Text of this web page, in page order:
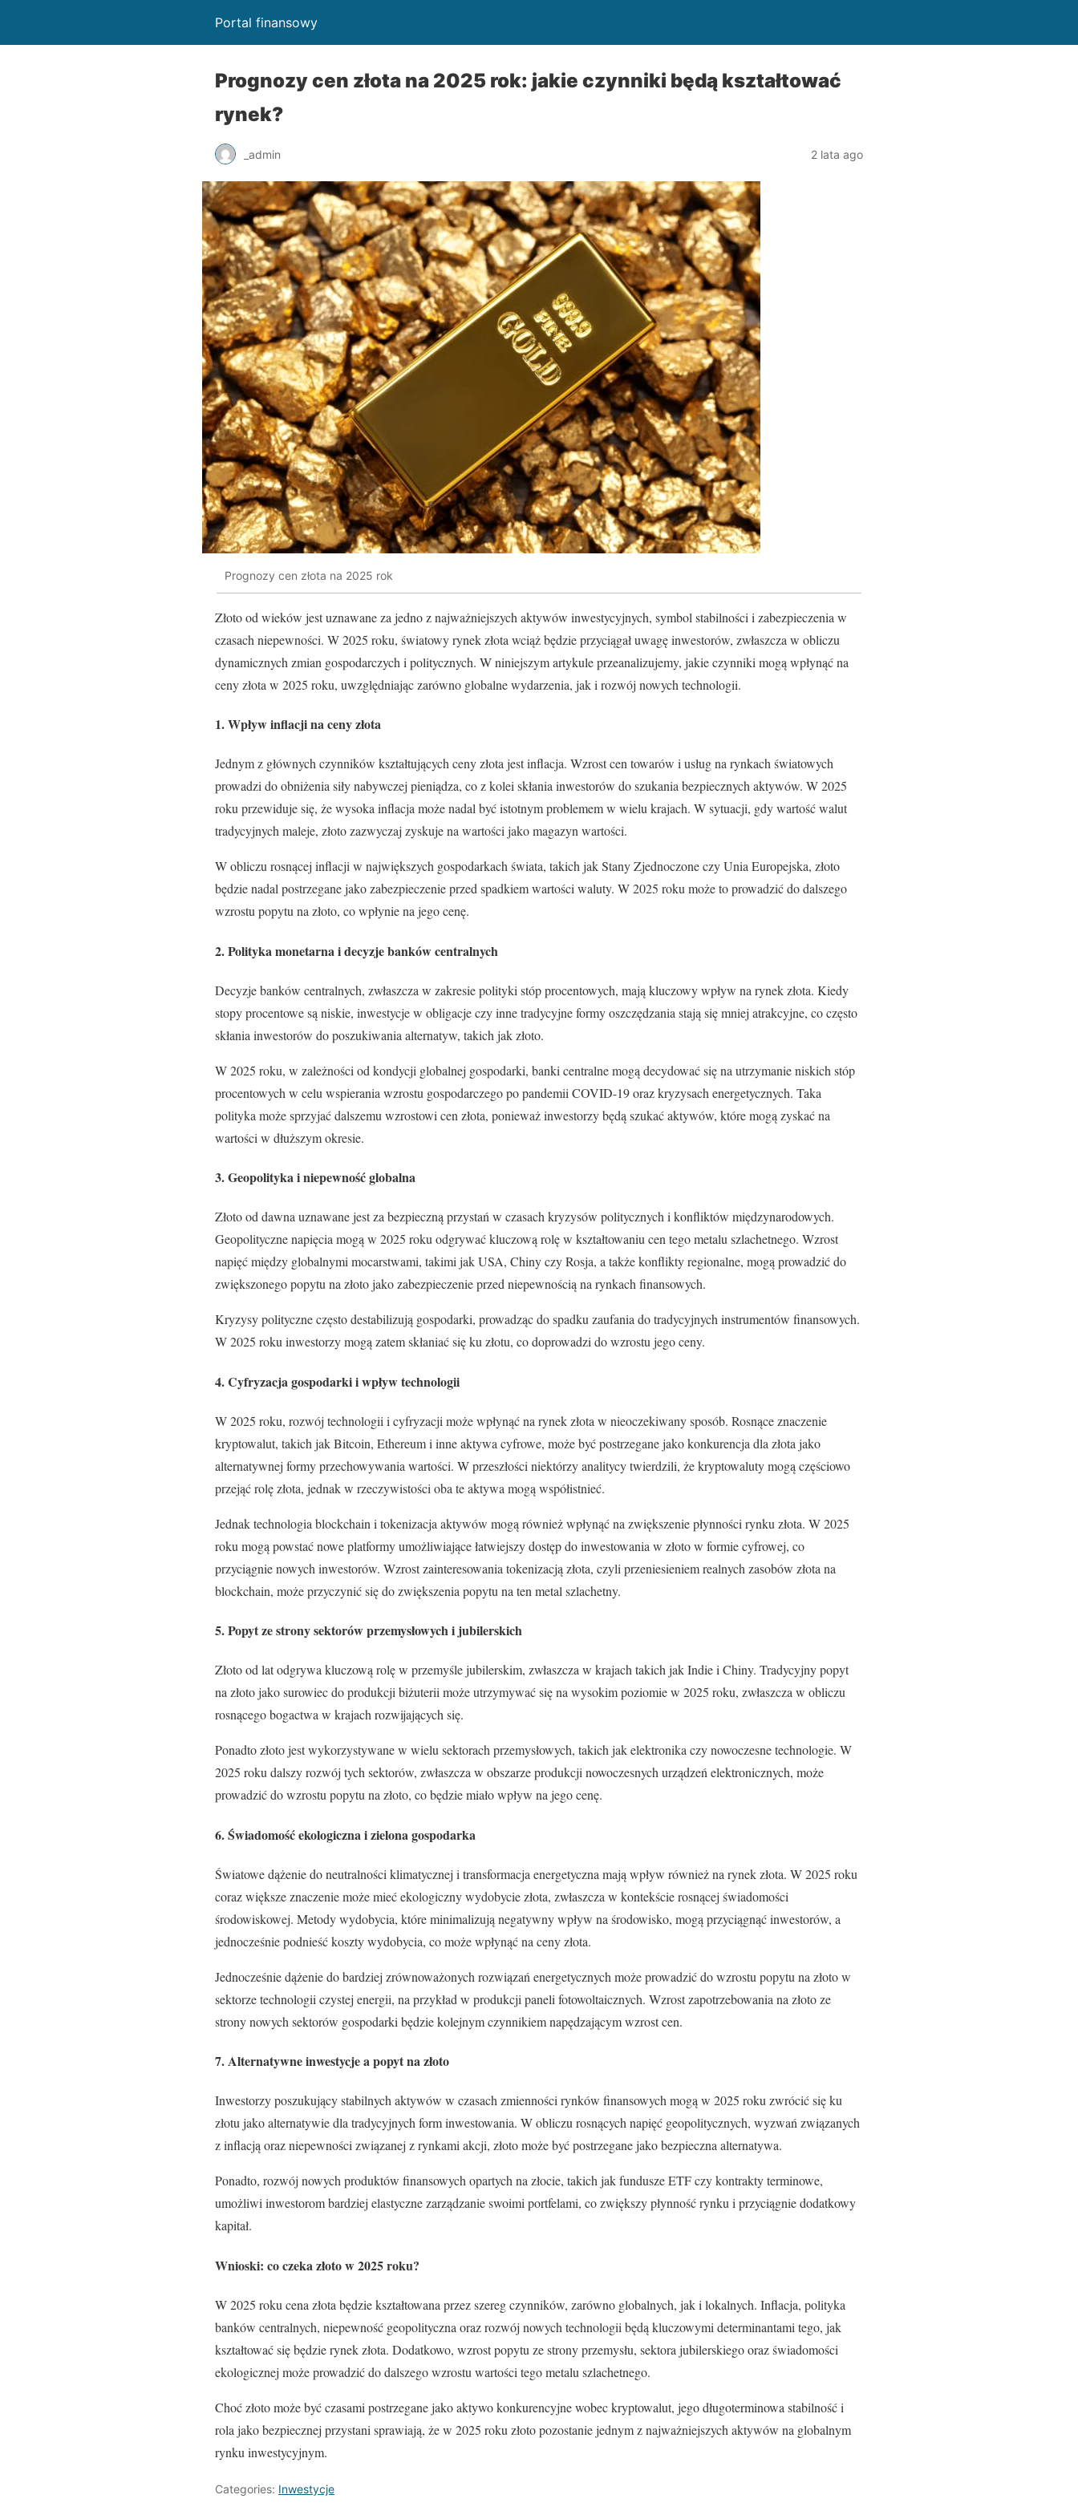
Portal finansowy
Prognozy cen złota na 2025 rok: jakie czynniki będą kształtować
rynek?
_admin 2 lata ago
Prognozy cen złota na 2025 rok
Złoto od wieków jest uznawane za jedno z najważniejszych aktywów inwestycyjnych, symbol stabilności i zabezpieczenia w
czasach niepewności. W 2025 roku, światowy rynek złota wciąż będzie przyciągał uwagę inwestorów, zwłaszcza w obliczu
dynamicznych zmian gospodarczych i politycznych. W niniejszym artykule przeanalizujemy, jakie czynniki mogą wpłynąć na
ceny złota w 2025 roku, uwzględniając zarówno globalne wydarzenia, jak i rozwój nowych technologii.
1. Wpływ inflacji na ceny złota
Jednym z głównych czynników kształtujących ceny złota jest inflacja. Wzrost cen towarów i usług na rynkach światowych
prowadzi do obniżenia siły nabywczej pieniądza, co z kolei skłania inwestorów do szukania bezpiecznych aktywów. W 2025
roku przewiduje się, że wysoka inflacja może nadal być istotnym problemem w wielu krajach. W sytuacji, gdy wartość walut
tradycyjnych maleje, złoto zazwyczaj zyskuje na wartości jako magazyn wartości.
W obliczu rosnącej inflacji w największych gospodarkach świata, takich jak Stany Zjednoczone czy Unia Europejska, złoto
będzie nadal postrzegane jako zabezpieczenie przed spadkiem wartości waluty. W 2025 roku może to prowadzić do dalszego
wzrostu popytu na złoto, co wpłynie na jego cenę.
2. Polityka monetarna i decyzje banków centralnych
Decyzje banków centralnych, zwłaszcza w zakresie polityki stóp procentowych, mają kluczowy wpływ na rynek złota. Kiedy
stopy procentowe są niskie, inwestycje w obligacje czy inne tradycyjne formy oszczędzania stają się mniej atrakcyjne, co często
skłania inwestorów do poszukiwania alternatyw, takich jak złoto.
W 2025 roku, w zależności od kondycji globalnej gospodarki, banki centralne mogą decydować się na utrzymanie niskich stóp
procentowych w celu wspierania wzrostu gospodarczego po pandemii COVID-19 oraz kryzysach energetycznych. Taka
polityka może sprzyjać dalszemu wzrostowi cen złota, ponieważ inwestorzy będą szukać aktywów, które mogą zyskać na
wartości w dłuższym okresie.
3. Geopolityka i niepewność globalna
Złoto od dawna uznawane jest za bezpieczną przystań w czasach kryzysów politycznych i konfliktów międzynarodowych.
Geopolityczne napięcia mogą w 2025 roku odgrywać kluczową rolę w kształtowaniu cen tego metalu szlachetnego. Wzrost
napięć między globalnymi mocarstwami, takimi jak USA, Chiny czy Rosja, a także konflikty regionalne, mogą prowadzić do
zwiększonego popytu na złoto jako zabezpieczenie przed niepewnością na rynkach finansowych.
Kryzysy polityczne często destabilizują gospodarki, prowadząc do spadku zaufania do tradycyjnych instrumentów finansowych.
W 2025 roku inwestorzy mogą zatem skłaniać się ku złotu, co doprowadzi do wzrostu jego ceny.
4. Cyfryzacja gospodarki i wpływ technologii
W 2025 roku, rozwój technologii i cyfryzacji może wpłynąć na rynek złota w nieoczekiwany sposób. Rosnące znaczenie
kryptowalut, takich jak Bitcoin, Ethereum i inne aktywa cyfrowe, może być postrzegane jako konkurencja dla złota jako
alternatywnej formy przechowywania wartości. W przeszłości niektórzy analitycy twierdzili, że kryptowaluty mogą częściowo
przejąć rolę złota, jednak w rzeczywistości oba te aktywa mogą współistnieć.
Jednak technologia blockchain i tokenizacja aktywów mogą również wpłynąć na zwiększenie płynności rynku złota. W 2025
roku mogą powstać nowe platformy umożliwiające łatwiejszy dostęp do inwestowania w złoto w formie cyfrowej, co
przyciągnie nowych inwestorów. Wzrost zainteresowania tokenizacją złota, czyli przeniesieniem realnych zasobów złota na
blockchain, może przyczynić się do zwiększenia popytu na ten metal szlachetny.
5. Popyt ze strony sektorów przemysłowych i jubilerskich
Złoto od lat odgrywa kluczową rolę w przemyśle jubilerskim, zwłaszcza w krajach takich jak Indie i Chiny. Tradycyjny popyt
na złoto jako surowiec do produkcji biżuterii może utrzymywać się na wysokim poziomie w 2025 roku, zwłaszcza w obliczu
rosnącego bogactwa w krajach rozwijających się.
Ponadto złoto jest wykorzystywane w wielu sektorach przemysłowych, takich jak elektronika czy nowoczesne technologie. W
2025 roku dalszy rozwój tych sektorów, zwłaszcza w obszarze produkcji nowoczesnych urządzeń elektronicznych, może
prowadzić do wzrostu popytu na złoto, co będzie miało wpływ na jego cenę.
6. Świadomość ekologiczna i zielona gospodarka
Światowe dążenie do neutralności klimatycznej i transformacja energetyczna mają wpływ również na rynek złota. W 2025 roku
coraz większe znaczenie może mieć ekologiczny wydobycie złota, zwłaszcza w kontekście rosnącej świadomości
środowiskowej. Metody wydobycia, które minimalizują negatywny wpływ na środowisko, mogą przyciągnąć inwestorów, a
jednocześnie podnieść koszty wydobycia, co może wpłynąć na ceny złota.
Jednocześnie dążenie do bardziej zrównoważonych rozwiązań energetycznych może prowadzić do wzrostu popytu na złoto w
sektorze technologii czystej energii, na przykład w produkcji paneli fotowoltaicznych. Wzrost zapotrzebowania na złoto ze
strony nowych sektorów gospodarki będzie kolejnym czynnikiem napędzającym wzrost cen.
7. Alternatywne inwestycje a popyt na złoto
Inwestorzy poszukujący stabilnych aktywów w czasach zmienności rynków finansowych mogą w 2025 roku zwrócić się ku
złotu jako alternatywie dla tradycyjnych form inwestowania. W obliczu rosnących napięć geopolitycznych, wyzwań związanych
z inflacją oraz niepewności związanej z rynkami akcji, złoto może być postrzegane jako bezpieczna alternatywa.
Ponadto, rozwój nowych produktów finansowych opartych na złocie, takich jak fundusze ETF czy kontrakty terminowe,
umożliwi inwestorom bardziej elastyczne zarządzanie swoimi portfelami, co zwiększy płynność rynku i przyciągnie dodatkowy
kapitał.
Wnioski: co czeka złoto w 2025 roku?
W 2025 roku cena złota będzie kształtowana przez szereg czynników, zarówno globalnych, jak i lokalnych. Inflacja, polityka
banków centralnych, niepewność geopolityczna oraz rozwój nowych technologii będą kluczowymi determinantami tego, jak
kształtować się będzie rynek złota. Dodatkowo, wzrost popytu ze strony przemysłu, sektora jubilerskiego oraz świadomości
ekologicznej może prowadzić do dalszego wzrostu wartości tego metalu szlachetnego.
Choć złoto może być czasami postrzegane jako aktywo konkurencyjne wobec kryptowalut, jego długoterminowa stabilność i
rola jako bezpiecznej przystani sprawiają, że w 2025 roku złoto pozostanie jednym z najważniejszych aktywów na globalnym
rynku inwestycyjnym.
Categories: Inwestycje